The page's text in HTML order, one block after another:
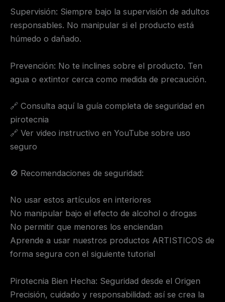
Supervisión: Siempre bajo la supervisión de adultos
responsables. No manipular si el producto está
húmedo o dañado.
Prevención: No te inclines sobre el producto. Ten
agua o extintor cerca como medida de precaución.
🔗 Consulta aquí la guía completa de seguridad en
pirotecnia
🔗 Ver video instructivo en YouTube sobre uso
seguro
🚫 Recomendaciones de seguridad:
No usar estos artículos en interiores
No manipular bajo el efecto de alcohol o drogas
No permitir que menores los enciendan
Aprende a usar nuestros productos ARTISTICOS de
forma segura con el siguiente tutorial
Pirotecnia Bien Hecha: Seguridad desde el Origen
Precisión, cuidado y responsabilidad: así se crea la